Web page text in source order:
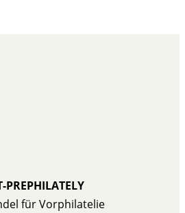
PREPHILATELY
für Vorphilatelie